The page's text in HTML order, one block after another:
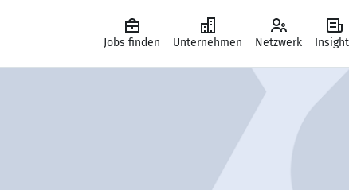
Jobs finden Unternehmen Netzwerk